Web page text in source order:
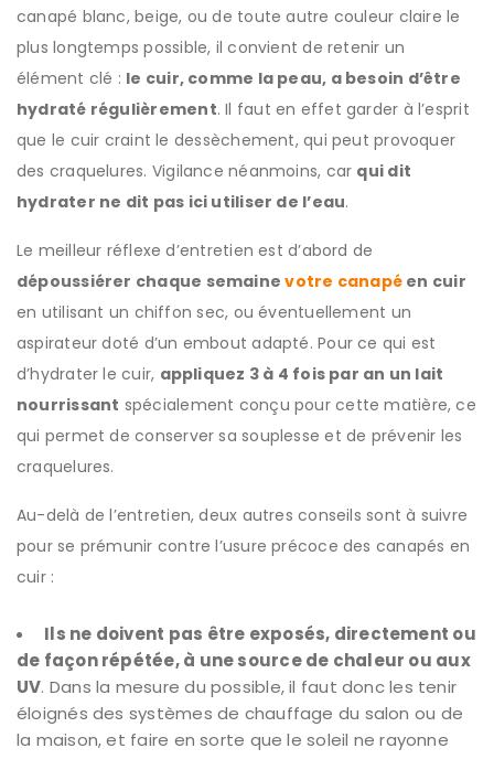
canapé blanc, beige, ou de toute autre couleur claire le
plus longtemps possible, il convient de retenir un
élément clé : le cuir, comme la peau, a besoin d’être
hydraté régulièrement. Il faut en effet garder à l’esprit
que le cuir craint le dessèchement, qui peut provoquer
des craquelures. Vigilance néanmoins, car qui dit
hydrater ne dit pas ici utiliser de l’eau.
Le meilleur réflexe d’entretien est d’abord de
dépoussiérer chaque semainevotre canapé en cuir
en utilisant un chiffon sec, ou éventuellement un
aspirateur doté d’un embout adapté. Pour ce qui est
d’hydrater le cuir, appliquez 3 à 4 fois par an un lait
nourrissant spécialement conçu pour cette matière, ce
qui permet de conserver sa souplesse et de prévenir les
craquelures.
Au-delà de l’entretien, deux autres conseils sont à suivre
pour se prémunir contre l’usure précoce des canapés en
cuir :
Ils ne doivent pas être exposés, directement ou
de façon répétée, à une source de chaleur ou aux
UV. Dans la mesure du possible, il faut donc les tenir
éloignés des systèmes de chauffage du salon ou de
la maison, et faire en sorte que le soleil ne rayonne